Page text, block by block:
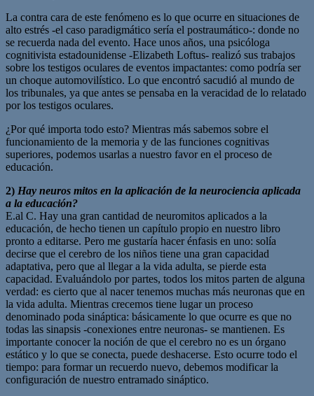
La contra cara de este fenómeno es lo que ocurre en situaciones de
alto estrés -el caso paradigmático sería el postraumático-: donde no
se recuerda nada del evento. Hace unos años, una psicóloga
cognitivista estadounidense -Elizabeth Loftus- realizó sus trabajos
sobre los testigos oculares de eventos impactantes: como podría ser
un choque automovilístico. Lo que encontró sacudió al mundo de
los tribunales, ya que antes se pensaba en la veracidad de lo relatado
por los testigos oculares.
¿Por qué importa todo esto? Mientras más sabemos sobre el
funcionamiento de la memoria y de las funciones cognitivas
superiores, podemos usarlas a nuestro favor en el proceso de
educación.
2) Hay neuros mitos en la aplicación de la neurociencia aplicada
a la educación?
E.al C. Hay una gran cantidad de neuromitos aplicados a la
educación, de hecho tienen un capítulo propio en nuestro libro
pronto a editarse. Pero me gustaría hacer énfasis en uno: solía
decirse que el cerebro de los niños tiene una gran capacidad
adaptativa, pero que al llegar a la vida adulta, se pierde esta
capacidad. Evaluándolo por partes, todos los mitos parten de alguna
verdad: es cierto que al nacer tenemos muchas más neuronas que en
la vida adulta. Mientras crecemos tiene lugar un proceso
denominado poda sináptica: básicamente lo que ocurre es que no
todas las sinapsis -conexiones entre neuronas- se mantienen. Es
importante conocer la noción de que el cerebro no es un órgano
estático y lo que se conecta, puede deshacerse. Esto ocurre todo el
tiempo: para formar un recuerdo nuevo, debemos modificar la
configuración de nuestro entramado sináptico.